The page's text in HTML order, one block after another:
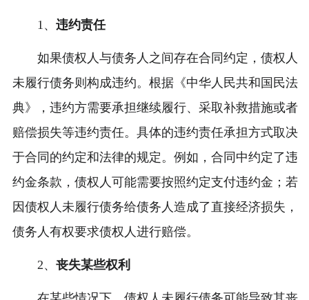
1、 违约责任
如果债权人与债务人之间存在合同约定，债权人
未履行债务则构成违约。根据《中华人民共和国民法
典》，违约方需要承担继续履行、采取补救措施或者
赔偿损失等违约责任。具体的违约责任承担方式取决
于合同的约定和法律的规定。例如，合同中约定了违
约金条款，债权人可能需要按照约定支付违约金；若
因债权人未履行债务给债务人造成了直接经济损失，
债务人有权要求债权人进行赔偿。
2、 丧失某些权利